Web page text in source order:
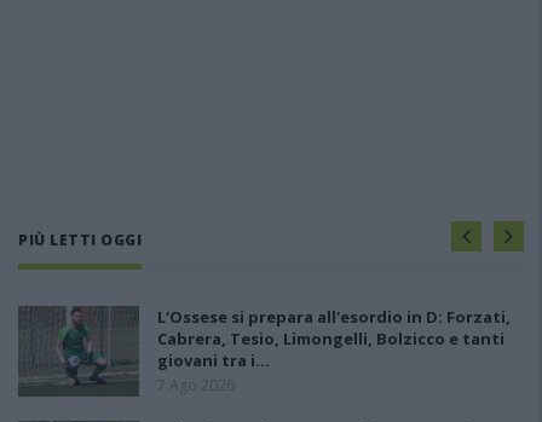
PIÙ LETTI OGGI
L'Ossese si prepara all'esordio in D: Forzati,
Cabrera, Tesio, Limongelli, Bolzicco e tanti
giovani tra i…
7 Ago 2026